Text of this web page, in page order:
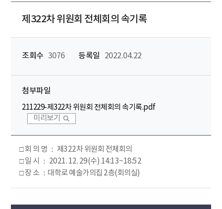
제322차 위원회 전체회의 속기록
조회수 3076 등록일 2022.04.22
첨부파일
211229-제322차 위원회 전체회의 속기록.pdf
미리보기
□ 회 의 명 ： 제322차 위원회 전체회의
□ 일 시 ： 2021. 12. 29(수) 14:13~18:52
□ 장 소 ：대학로 예술가의집 2층(회의실)